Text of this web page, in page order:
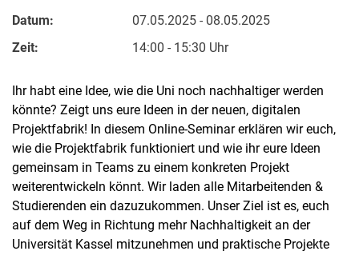
Datum:
07.05.2025 - 08.05.2025
Zeit:
14:00 - 15:30 Uhr
Ihr habt eine Idee, wie die Uni noch nachhaltiger werden
könnte? Zeigt uns eure Ideen in der neuen, digitalen
Projektfabrik! In diesem Online-Seminar erklären wir euch,
wie die Projektfabrik funktioniert und wie ihr eure Ideen
gemeinsam in Teams zu einem konkreten Projekt
weiterentwickeln könnt. Wir laden alle Mitarbeitenden &
Studierenden ein dazuzukommen. Unser Ziel ist es, euch
auf dem Weg in Richtung mehr Nachhaltigkeit an der
Universität Kassel mitzunehmen und praktische Projekte